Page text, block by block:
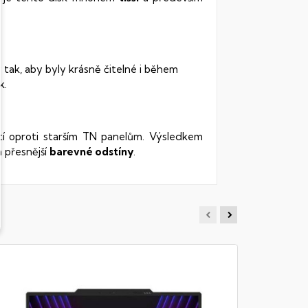
aby byly krásně čitelné i během
starším TN panelům. Výsledkem
a přesnější barevné odstíny.